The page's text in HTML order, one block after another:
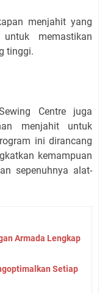
menjahit yang
memastikan
tinggi.
Centre juga
menjahit untuk
ini dirancang
kemampuan
sepenuhnya alat-
Armada Lengkap
Setiap